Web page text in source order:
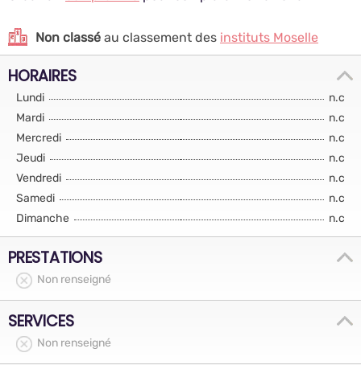
Non classé au classement des instituts Moselle
HORAIRES
Lundi
n.c
Mardi
n.c
Mercredi
n.c
Jeudi
n.c
Vendredi
n.c
Samedi
n.c
Dimanche
n.c
PRESTATIONS
Non renseigné
SERVICES
Non renseigné